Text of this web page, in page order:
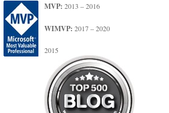
MVP: 2013 – 2016
WIMVP: 2017 – 2020
2015